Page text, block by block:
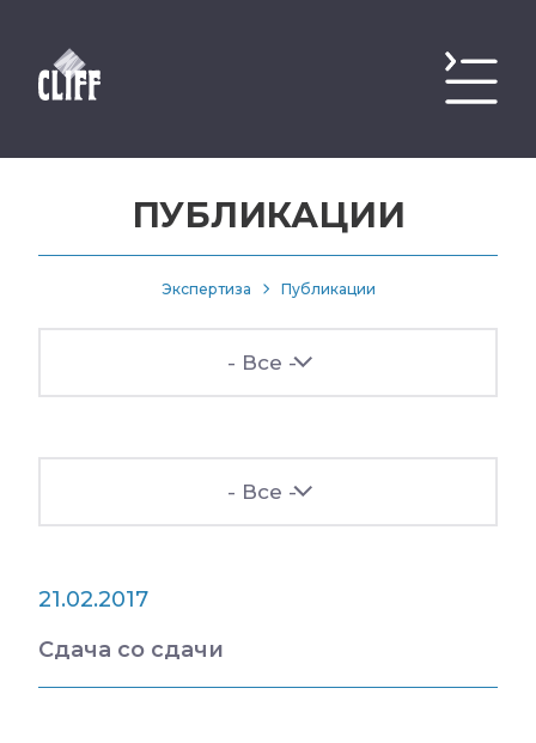
ПУБЛИКАЦИИ
Экспертиза Публикации
- Все -
- Все -
21.02.2017
Сдача со сдачи